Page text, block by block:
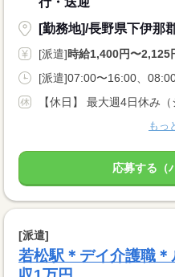
[勤務地]/長野県下伊那
[派遣]時給1,400円〜2,125
[派遣]07:00〜16:00、
もっ
応募する（
[派遣]
若松駅＊デイ介護職